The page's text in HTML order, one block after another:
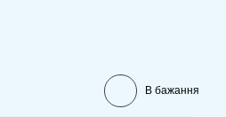
В бажання